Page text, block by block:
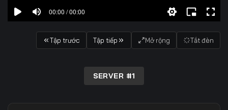
00:00 / 00:00
Tập trước Tập tiếp Mở rộng Tắt đèn
SERVER #1